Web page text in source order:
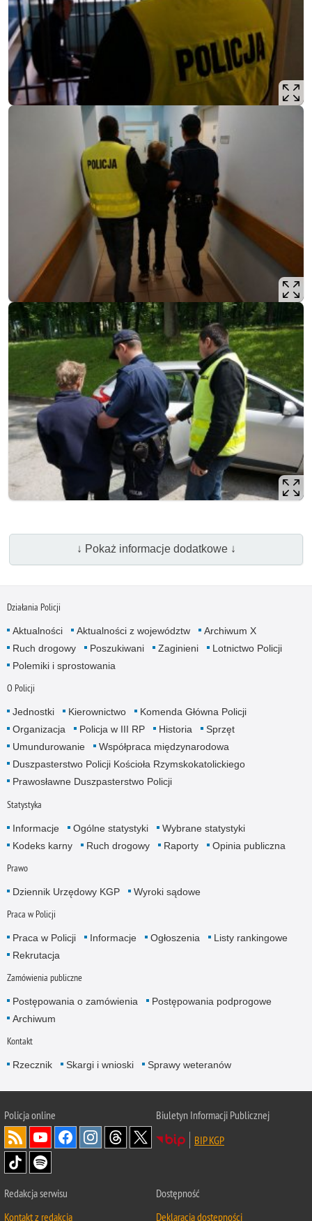
↓ Pokaż informacje dodatkowe ↓
Działania Policji
Aktualności Aktualności z województw
Archiwum X
Ruch drogowy
Poszukiwani Zaginieni
Lotnictwo Policji
Polemiki i sprostowania
O Policji
Jednostki Kierownictwo
Komenda Główna Policji
Organizacja
Policja w III RP Historia
Sprzęt
Umundurowanie
Współpraca międzynarodowa
Duszpasterstwo Policji Kościoła Rzymskokatolickiego
Prawosławne Duszpasterstwo Policji
Statystyka
Informacje Ogólne statystyki
Wybrane statystyki
Kodeks karny
Ruch drogowy Raporty Opinia publiczna
Prawo
Dziennik Urzędowy KGP Wyroki sądowe
Praca w Policji
Praca w Policji Informacje Ogłoszenia
Listy rankingowe
Rekrutacja
Zamówienia publiczne
Postępowania o zamówienia
Postępowania podprogowe
Archiwum
Kontakt
Rzecznik Skargi i wnioski Sprawy weteranów
Policjaonline
Biuletyn Informacji Publicznej
BIP KGP
Redakcja serwisu
Kontakt z redakcją
Dostępność
Deklaracja dostępności